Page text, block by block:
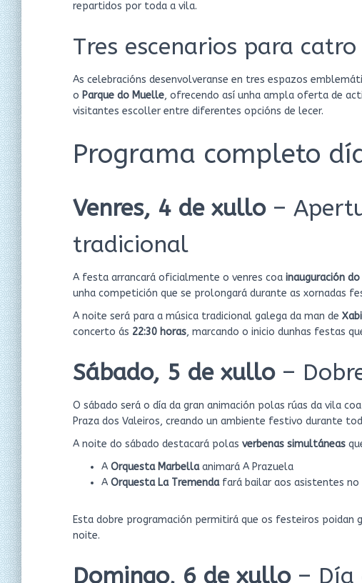
repartidos por toda a vila.
Tres escenarios para
As celebracións desenvolveranse en tres espazos
o Parque do Muelle, ofrecendo así unha ampla oferta de
visitantes escoller entre diferentes opcións de lecer.
Programa completo
Venres, 4 de xullo–
tradicional
A festa arrancará oficialmente o venres coa inauguración
unha competición que se prolongará durante as xornadas
A noite será para a música tradicional galega da man de
concerto ás 22:30 horas, marcando o inicio dunhas festas
Sábado, 5 de xullo–
O sábado será o día da gran animación polas rúas da vila coa
Praza dos Valeiros, creando un ambiente festivo durante
A noite do sábado destacará polas verbenas simultáneas
A Orquesta Marbellaanimará A Prazuela
A Orquesta La Tremendafará bailar aos asistentes no
Esta dobre programación permitirá que os festeiros poidan
noite.
Domingo, 6 de xullo– Día